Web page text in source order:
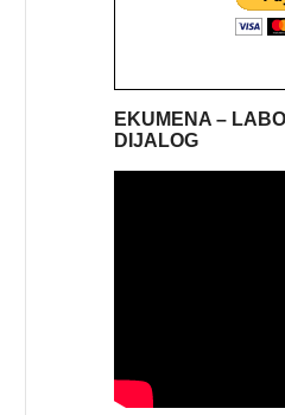
EKUMENA –
DIJALOG